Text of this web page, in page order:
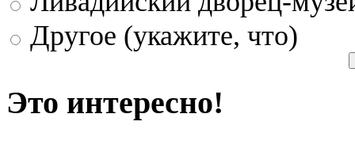
Другое (укажите, что)
Это интересно!